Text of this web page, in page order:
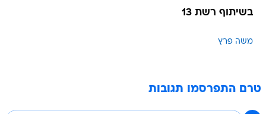
בשיתוף רשת 13
משה פרץ
טרם התפרסמו תגובות